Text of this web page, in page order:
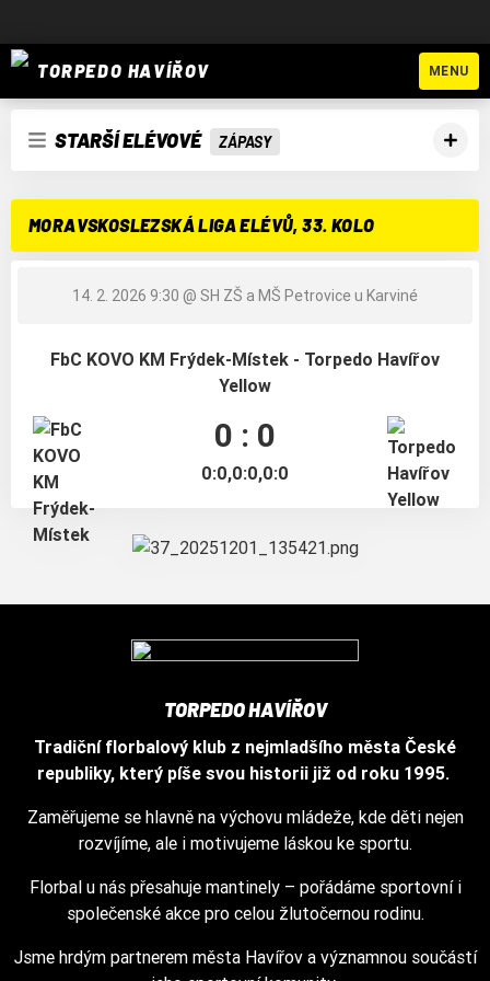
TORPEDO HAVÍŘOV MENU
STARŠÍ ELÉVOVÉ ZÁPASY
MORAVSKOSLEZSKÁ LIGA ELÉVŮ, 33. KOLO
14. 2. 2026 9:30 @ SH ZŠ a MŠ Petrovice u Karviné
FbC KOVO KM Frýdek-Místek - Torpedo Havířov
Yellow
0 : 0
0:0,0:0,0:0
TORPEDO HAVÍŘOV
Tradiční florbalový klub z nejmladšího města České
republiky, který píše svou historii již od roku 1995.
Zaměřujeme se hlavně na výchovu mládeže, kde děti nejen
rozvíjíme, ale i motivujeme láskou ke sportu.
Florbal u nás přesahuje mantinely – pořádáme sportovní i
společenské akce pro celou žlutočernou rodinu.
Jsme hrdým partnerem města Havířov a významnou součástí